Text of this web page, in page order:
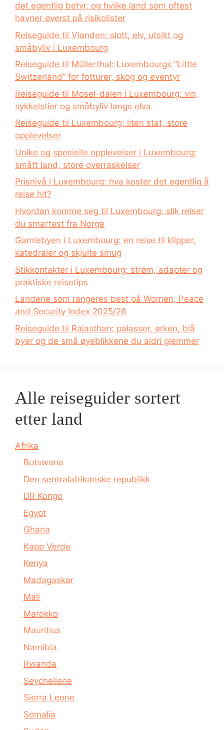
det egentlig betyr, og hvilke land som oftest
havner øverst på risikolister
Reiseguide til Vianden: slott, elv, utsikt og
småbyliv i Luxembourg
Reiseguide til Müllerthal: Luxembourgs “Little
Switzerland” for fotturer, skog og eventyr
Reiseguide til Mosel-dalen i Luxembourg: vin,
sykkelstier og småbyliv langs elva
Reiseguide til Luxembourg: liten stat, store
opplevelser
Unike og spesielle opplevelser i Luxembourg:
smått land, store overraskelser
Prisnivå i Luxembourg: hva koster det egentlig å
reise hit?
Hvordan komme seg til Luxembourg: slik reiser
du smartest fra Norge
Gamlebyen i Luxembourg: en reise til klipper,
katedraler og skjulte smug
Stikkontakter i Luxembourg: strøm, adapter og
praktiske reisetips
Landene som rangeres best på Women, Peace
and Security Index 2025/26
Reiseguide til Rajasthan: palasser, ørken, blå
byer og de små øyeblikkene du aldri glemmer
Alle reiseguider sortert
etter land
Afrika
Botswana
Den sentralafrikanske republikk
DR Kongo
Egypt
Ghana
Kapp Verde
Kenya
Madagaskar
Mali
Marokko
Mauritius
Namibia
Rwanda
Seychellene
Sierra Leone
Somalia